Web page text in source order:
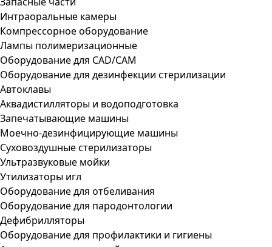
Интраоральные камеры
Компрессорное оборудование
Лампы полимеризационные
Оборудование для CAD/CAM
Оборудование для дезинфекции стерилизации
Автоклавы
Аквадистилляторы и водоподготовка
Запечатывающие машины
Моечно-дезинфицирующие машины
Суховоздушные стерилизаторы
Ультразвуковые мойки
Утилизаторы игл
Оборудование для отбеливания
Оборудование для пародонтологии
Дефибрилляторы
Оборудование для профилактики и гигиены